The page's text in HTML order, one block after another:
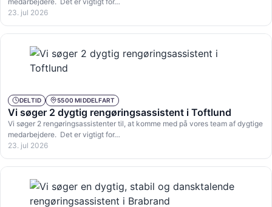
23. jul 2026
DELTID 5500 MIDDELFART
Vi søger 2 dygtig rengøringsassistent i Toftlund
Vi søger 2 rengøringsassistenter til, at komme med på vores team af dygtige
medarbejdere. Det er vigtigt for…
23. jul 2026